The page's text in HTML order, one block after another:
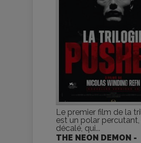
Le premier film de la
est un polar
décalé, qui...
THE NEON DEMON -